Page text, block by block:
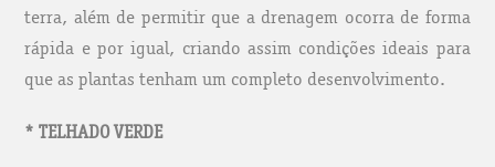
terra, além de permitir que a drenagem ocorra de forma
rápida e por igual, criando assim condições ideais para
que as plantas tenham um completo desenvolvimento.
* TELHADO VERDE